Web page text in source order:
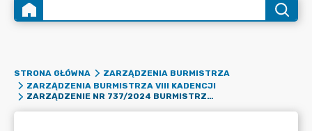
STRONA GŁÓWNA
ZARZĄDZENIA BURMISTRZA
ZARZĄDZENIA BURMISTRZA VIII KADENCJI
ZARZĄDZENIE NR 737/2024 BURMISTRZA MIASTA PUŁTUSK Z DNIA 11 KWIETNIA 2024 R. W SPRAWIE OGŁOSZENIA WYNIKÓW OTWARTEGO KONKURSU OFERT NA REALIZACJĘ ZADAŃ Z ZAKRESU ZDROWIA PUBLICZNEGO W ROKU 2024